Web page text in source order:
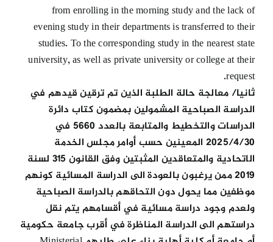
from enrolling in the morning study and the lack of
evening study in their departments is transferred to their
studies. To the corresponding study in the nearest state
university, as well as private university or college at their
request.
ثانيا/ معالجة حالة الطلبة الذين تم ترقين قيدهم في
الدراسة الصباحية المشمولين بمضمون كتاب دائرة
الدراسات والتخطيط والمتابعة بالعدد 5660 في
2025/4/30 المعينين حسب أوامر مجلس الخدمة
الاتحادية والمتعاقدين المثبتين وفق القانون 315 لسنة
2019 ممن يرغبون بالعودة الى الدراسة المسائية كونهم
موظفين مما يحول دون التحاقهم بالدراسة الصباحية
ولعدم وجود دراسة مسائية في أقسامهم يتم نقل
دراستهم الى الدراسة المناظرة في أقرب جامعة حكومية